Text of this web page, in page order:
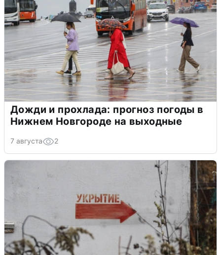
Дожди и прохлада: прогноз погоды в
Нижнем Новгороде на выходные
7 августа 2